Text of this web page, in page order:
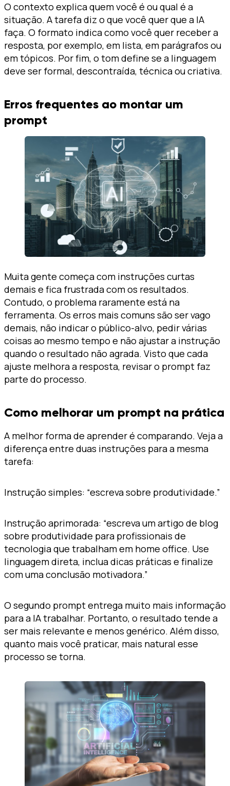
O contexto explica quem você é ou qual é a
situação. A tarefa diz o que você quer que a IA
faça. O formato indica como você quer receber a
resposta, por exemplo, em lista, em parágrafos ou
em tópicos. Por fim, o tom define se a linguagem
deve ser formal, descontraída, técnica ou criativa.
Erros frequentes ao montar um
prompt
Muita gente começa com instruções curtas
demais e fica frustrada com os resultados.
Contudo, o problema raramente está na
ferramenta. Os erros mais comuns são ser vago
demais, não indicar o público-alvo, pedir várias
coisas ao mesmo tempo e não ajustar a instrução
quando o resultado não agrada. Visto que cada
ajuste melhora a resposta, revisar o prompt faz
parte do processo.
Como melhorar um prompt na prática
A melhor forma de aprender é comparando. Veja a
diferença entre duas instruções para a mesma
tarefa:
Instrução simples: “escreva sobre produtividade.”
Instrução aprimorada: “escreva um artigo de blog
sobre produtividade para profissionais de
tecnologia que trabalham em home office. Use
linguagem direta, inclua dicas práticas e finalize
com uma conclusão motivadora.”
O segundo prompt entrega muito mais informação
para a IA trabalhar. Portanto, o resultado tende a
ser mais relevante e menos genérico. Além disso,
quanto mais você praticar, mais natural esse
processo se torna.